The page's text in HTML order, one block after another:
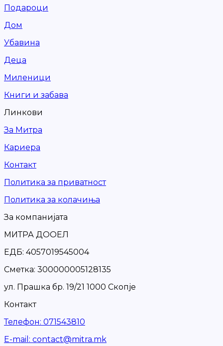
Подароци
Дом
Убавина
Деца
Миленици
Книги и забава
Линкови
За Митра
Кариера
Контакт
Политика за приватност
Политика за колачиња
За компанијата
МИТРА ДООЕЛ
ЕДБ: 4057019545004
Сметка: 300000005128135
ул. Прашка бр. 19/21 1000 Скопје
Контакт
Телефон: 071543810
Е-mail : contact@mitra.mk